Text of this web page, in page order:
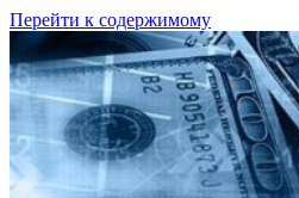
Перейти к содержимому